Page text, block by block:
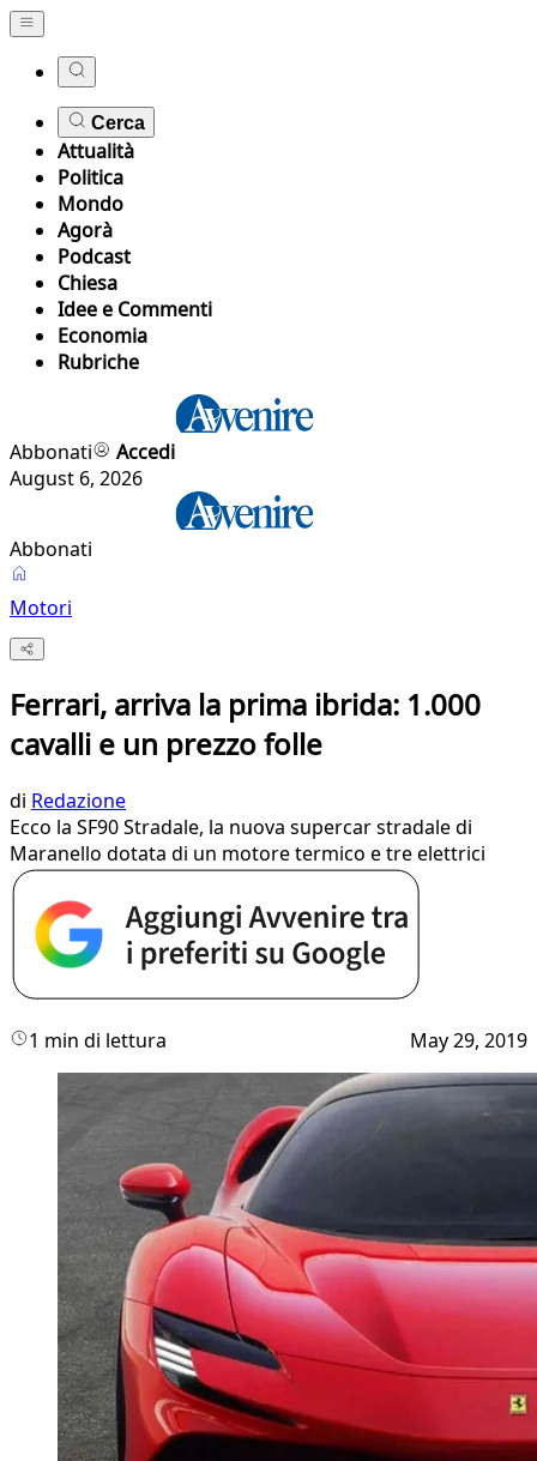
Cerca
Attualità
Politica
Mondo
Agorà
Podcast
Chiesa
Idee e Commenti
Economia
Rubriche
Abbonati
Accedi
August 6, 2026
Abbonati
Motori
Ferrari, arriva la prima ibrida: 1.000
cavalli e un prezzo folle
di Redazione
Ecco la SF90 Stradale, la nuova supercar stradale di
Maranello dotata di un motore termico e tre elettrici
1 min di lettura May 29, 2019